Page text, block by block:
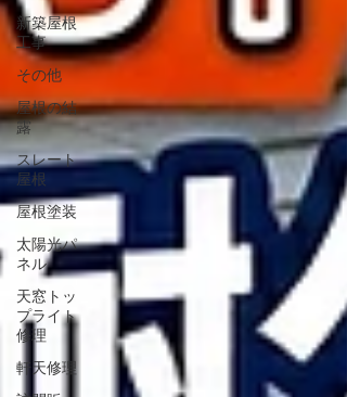
新築屋根
工事
その他
屋根の結
露
スレート
屋根
屋根塗装
太陽光パ
ネル
天窓トッ
プライト
修理
軒天修理